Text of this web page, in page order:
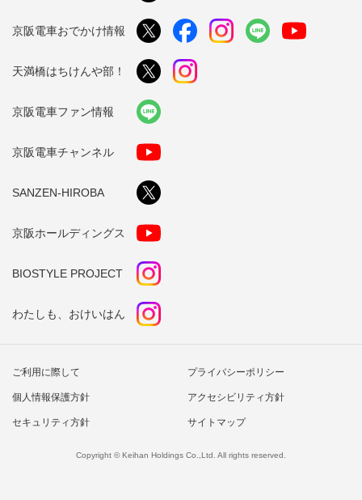
京阪電車おでかけ情報
天満橋はちけんや部！
京阪電車ファン情報
京阪電車チャンネル
SANZEN-HIROBA
京阪ホールディングス
BIOSTYLE PROJECT
わたしも、おけいはん
ご利用に際して プライバシーポリシー
個人情報保護方針 アクセシビリティ方針
セキュリティ方針 サイトマップ
Copyright © Keihan Holdings Co.,Ltd. All rights reserved.